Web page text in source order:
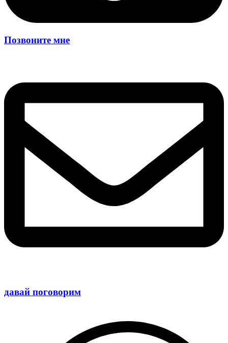
Позвоните мне
давай поговорим